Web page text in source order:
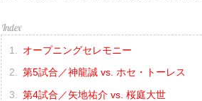
オープニングセレモニー
第5試合／神龍誠 vs. ホセ・トーレス
第4試合／矢地祐介 vs. 桜庭大世